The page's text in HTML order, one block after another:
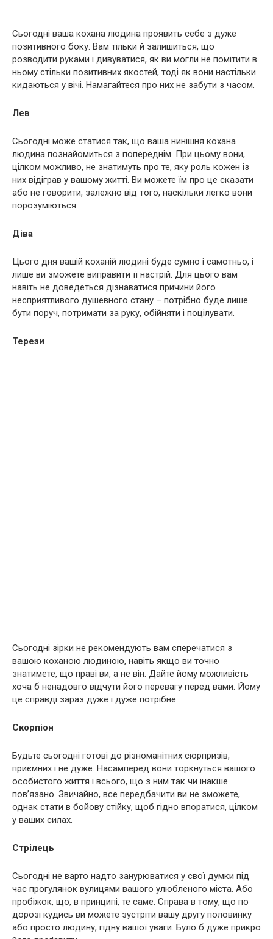
Сьогодні ваша кохана людина проявить себе з дуже
позитивного боку. Вам тільки й залишиться, що
розводити руками і дивуватися, як ви могли не помітити в
ньому стільки позитивних якостей, тоді як вони настільки
кидаються у вічі. Намагайтеся про них не забути з часом.
Лев
Сьогодні може статися так, що ваша нинішня кохана
людина познайомиться з попереднім. При цьому вони,
цілком можливо, не знатимуть про те, яку роль кожен із
них відіграв у вашому житті. Ви можете їм про це сказати
або не говорити, залежно від того, наскільки легко вони
порозуміються.
Діва
Цього дня вашій коханій людині буде сумно і самотньо, і
лише ви зможете виправити її настрій. Для цього вам
навіть не доведеться дізнаватися причини його
несприятливого душевного стану – потрібно буде лише
бути поруч, потримати за руку, обійняти і поцілувати.
Терези
Сьогодні зірки не рекомендують вам сперечатися з
вашою коханою людиною, навіть якщо ви точно
знатимете, що праві ви, а не він. Дайте йому можливість
хоча б ненадовго відчути його перевагу перед вами. Йому
це справді зараз дуже і дуже потрібне.
Скорпіон
Будьте сьогодні готові до різноманітних сюрпризів,
приємних і не дуже. Насамперед вони торкнуться вашого
особистого життя і всього, що з ним так чи інакше
пов’язано. Звичайно, все передбачити ви не зможете,
однак стати в бойову стійку, щоб гідно впоратися, цілком
у ваших силах.
Стрілець
Сьогодні не варто надто занурюватися у свої думки під
час прогулянок вулицями вашого улюбленого міста. Або
пробіжок, що, в принципі, те саме. Справа в тому, що по
дорозі кудись ви можете зустріти вашу другу половинку
або просто людину, гідну вашої уваги. Було б дуже прикро